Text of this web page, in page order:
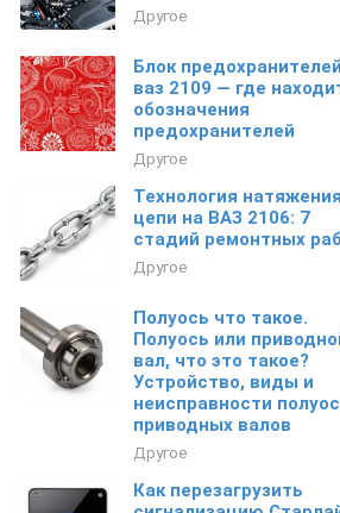
Другое
Блок предохранителей
ваз 2109 — где
обозначения
предохранителей
Другое
Технология натяжения
цепи на ВАЗ 2106: 7
стадий ремонтных
Другое
Полуось что такое.
Полуось или
вал, что это такое?
Устройство, виды и
неисправности
приводных валов
Другое
Как перезагрузить